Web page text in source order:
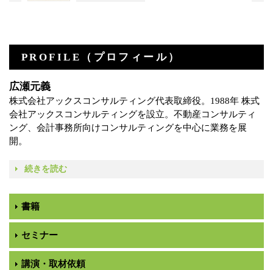
PROFILE（プロフィール）
広瀬元義
株式会社アックスコンサルティング代表取締役。1988年 株式
会社アックスコンサルティングを設立。不動産コンサルティ
ング、会計事務所向けコンサルティングを中心に業務を展
開。
続きを読む
書籍
セミナー
講演・取材依頼